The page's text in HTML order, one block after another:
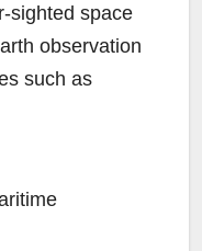
sighted space
observation
such as